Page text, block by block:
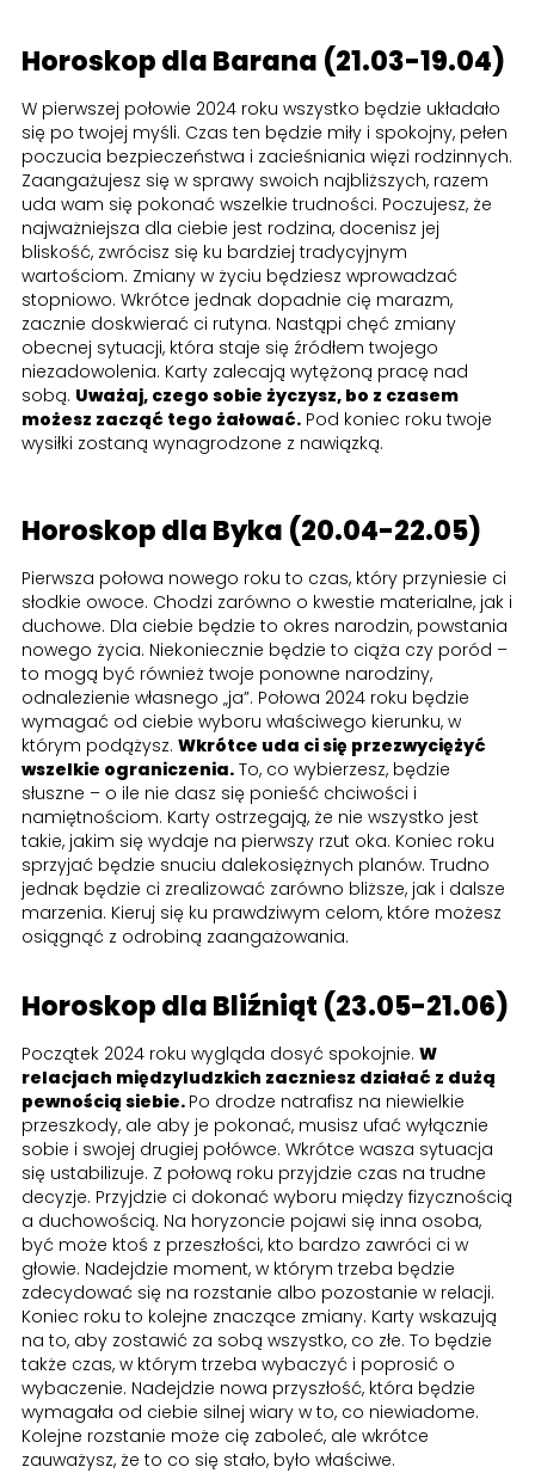
Horoskop dla Barana (21.03-19.04)
W pierwszej połowie 2024 roku wszystko będzie układało
się po twojej myśli. Czas ten będzie miły i spokojny, pełen
poczucia bezpieczeństwa i zacieśniania więzi rodzinnych.
Zaangażujesz się w sprawy swoich najbliższych, razem
uda wam się pokonać wszelkie trudności. Poczujesz, że
najważniejsza dla ciebie jest rodzina, docenisz jej
bliskość, zwrócisz się ku bardziej tradycyjnym
wartościom. Zmiany w życiu będziesz wprowadzać
stopniowo. Wkrótce jednak dopadnie cię marazm,
zacznie doskwierać ci rutyna. Nastąpi chęć zmiany
obecnej sytuacji, która staje się źródłem twojego
niezadowolenia. Karty zalecają wytężoną pracę nad
sobą. Uważaj, czego sobie życzysz, bo z czasem
możesz zacząć tego żałować. Pod koniec roku twoje
wysiłki zostaną wynagrodzone z nawiązką.
Horoskop dla Byka (20.04-22.05)
Pierwsza połowa nowego roku to czas, który przyniesie ci
słodkie owoce. Chodzi zarówno o kwestie materialne, jak i
duchowe. Dla ciebie będzie to okres narodzin, powstania
nowego życia. Niekoniecznie będzie to ciąża czy poród –
to mogą być również twoje ponowne narodziny,
odnalezienie własnego „ja”. Połowa 2024 roku będzie
wymagać od ciebie wyboru właściwego kierunku, w
którym podążysz. Wkrótce uda ci się przezwyciężyć
wszelkie ograniczenia. To, co wybierzesz, będzie
słuszne – o ile nie dasz się ponieść chciwości i
namiętnościom. Karty ostrzegają, że nie wszystko jest
takie, jakim się wydaje na pierwszy rzut oka. Koniec roku
sprzyjać będzie snuciu dalekosiężnych planów. Trudno
jednak będzie ci zrealizować zarówno bliższe, jak i dalsze
marzenia. Kieruj się ku prawdziwym celom, które możesz
osiągnąć z odrobiną zaangażowania.
Horoskop dla Bliźniąt (23.05-21.06)
Początek 2024 roku wygląda dosyć spokojnie. W
relacjach międzyludzkich zaczniesz działać z dużą
pewnością siebie. Po drodze natrafisz na niewielkie
przeszkody, ale aby je pokonać, musisz ufać wyłącznie
sobie i swojej drugiej połówce. Wkrótce wasza sytuacja
się ustabilizuje. Z połową roku przyjdzie czas na trudne
decyzje. Przyjdzie ci dokonać wyboru między fizycznością
a duchowością. Na horyzoncie pojawi się inna osoba,
być może ktoś z przeszłości, kto bardzo zawróci ci w
głowie. Nadejdzie moment, w którym trzeba będzie
zdecydować się na rozstanie albo pozostanie w relacji.
Koniec roku to kolejne znaczące zmiany. Karty wskazują
na to, aby zostawić za sobą wszystko, co złe. To będzie
także czas, w którym trzeba wybaczyć i poprosić o
wybaczenie. Nadejdzie nowa przyszłość, która będzie
wymagała od ciebie silnej wiary w to, co niewiadome.
Kolejne rozstanie może cię zaboleć, ale wkrótce
zauważysz, że to co się stało, było właściwe.